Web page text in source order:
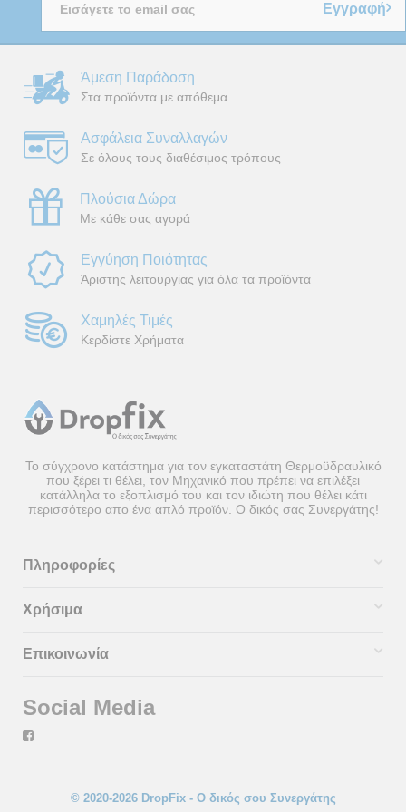
Εγγραφή
Άμεση Παράδοση
Στα προϊόντα με απόθεμα
Ασφάλεια Συναλλαγών
Σε όλους τους διαθέσιμος τρόπους
Πλούσια Δώρα
Με κάθε σας αγορά
Εγγύηση Ποιότητας
Άριστης λειτουργίας για όλα τα προϊόντα
Χαμηλές Τιμές
Κερδίστε Χρήματα
Το σύγχρονο κατάστημα για τον εγκαταστάτη Θερμοϋδραυλικό
που ξέρει τι θέλει, τον Μηχανικό που πρέπει να επιλέξει
κατάλληλα το εξοπλισμό του και τον ιδιώτη που θέλει κάτι
περισσότερο απο ένα απλό προϊόν. Ο δικός σας Συνεργάτης!
Πληροφορίες
Χρήσιμα
Επικοινωνία
Social Media
© 2020-2026 DropFix - Ο δικός σου Συνεργάτης